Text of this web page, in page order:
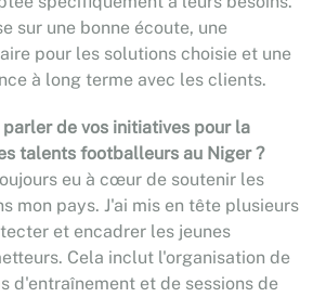
sur une bonne écoute, une
pour les solutions choisie et une
à long terme avec les clients.
parler de vos initiatives pour la
talents footballeurs au Niger ?
eu à cœur de soutenir les
mon pays. J'ai mis en tête plusieurs
et encadrer les jeunes
Cela inclut l'organisation de
d'entraînement et de sessions de